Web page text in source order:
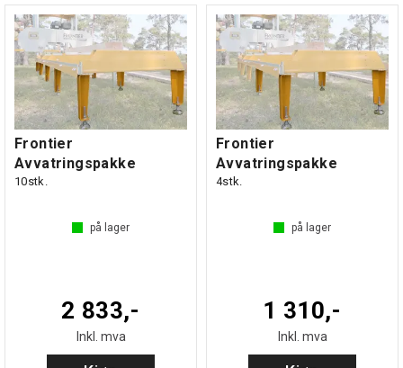
Frontier
Avvatringspakke
10stk.
på lager
2 833,-
Inkl. mva
Frontier
Avvatringspakke
4stk.
på lager
1 310,-
Inkl. mva